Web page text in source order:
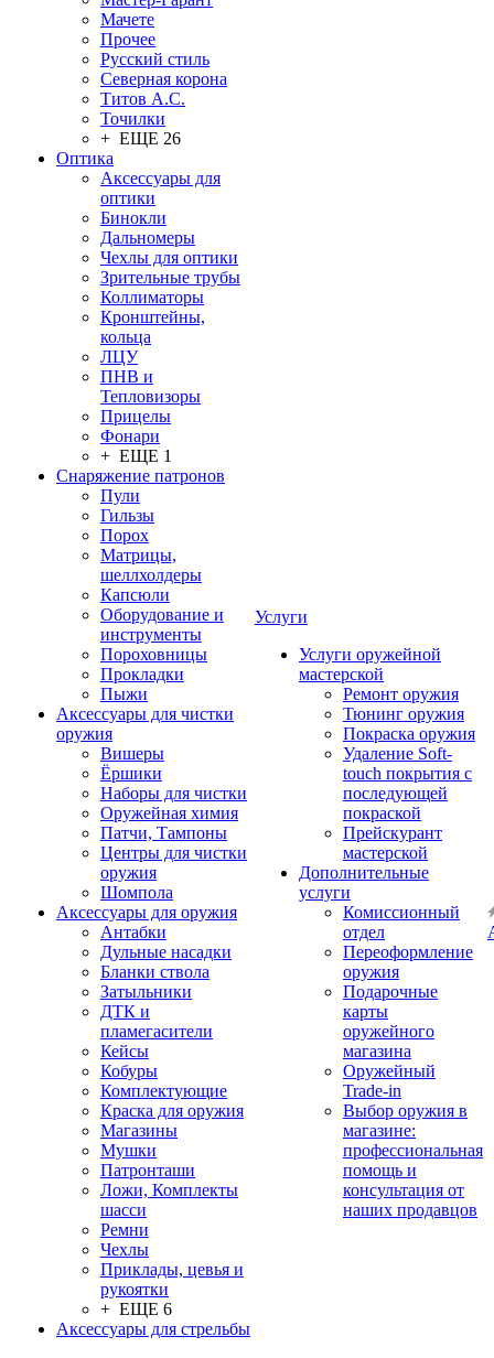
Мачете
Прочее
Русский стиль
Северная корона
Титов А.С.
Точилки
+ ЕЩЕ 26
Оптика
Аксессуары для
оптики
Бинокли
Дальномеры
Чехлы для оптики
Зрительные трубы
Коллиматоры
Кронштейны,
кольца
ЛЦУ
ПНВ и
Тепловизоры
Прицелы
Фонари
+ ЕЩЕ 1
Снаряжение патронов
Пули
Гильзы
Порох
Матрицы,
шеллхолдеры
Капсюли
Оборудование и
инструменты
Пороховницы
Прокладки
Пыжи
Аксессуары для чистки
оружия
Вишеры
Ёршики
Наборы для чистки
Оружейная химия
Патчи, Тампоны
Центры для чистки
оружия
Шомпола
Аксессуары для оружия
Антабки
Дульные насадки
Бланки ствола
Затыльники
ДТК и
пламегасители
Кейсы
Кобуры
Комплектующие
Краска для оружия
Магазины
Мушки
Патронташи
Ложи, Комплекты
шасси
Ремни
Чехлы
Приклады, цевья и
рукоятки
+ ЕЩЕ 6
Аксессуары для стрельбы
Услуги
Услуги оружейной
мастерской
Ремонт оружия
Тюнинг оружия
Покраска оружия
Удаление Soft-
touch покрытия с
последующей
покраской
Прейскурант
мастерской
Дополнительные
услуги
Комиссионный
отдел
Переоформление
оружия
Подарочные
карты
оружейного
магазина
Оружейный
Trade-in
Выбор оружия в
магазине:
профессиональная
помощь и
консультация от
наших продавцов